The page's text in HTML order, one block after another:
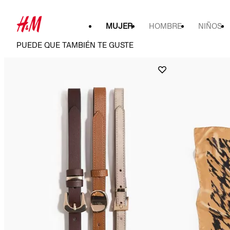
MUJER HOMBRE NIÑOS
PUEDE QUE TAMBIÉN TE GUSTE